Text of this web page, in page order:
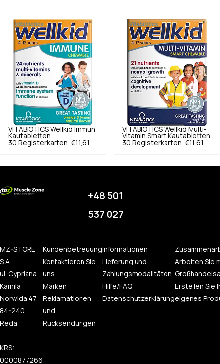
VITABIOTICS Wellkid Immun
Kautabletten
30 Registerkarten. €11,61
VITABIOTICS Wellkid Multi-
Vitamin Smart Kautabletten
30 Registerkarten. €11,61
+48 501
537 027
MZ-STORE
S.A.
ul. Cypriana
Kamila
Norwida 47
84-240
Reda
KRS:
0000877266
Kundenbetreuung
Kontaktieren Sie
uns
Marken
Reklamationen
und
Rücksendungen
Informationen
Lieferung und
Zahlungsmodalitäten
Hilfe/FAQ
Datenschutzerklärung
Arbeiten Sie
Erstellen Sie
eigenes